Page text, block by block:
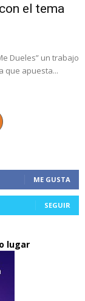
el tema
Dueles” un trabajo
que apuesta...
ME GUSTA
SEGUIR
lugar